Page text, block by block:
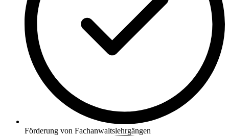
Förderung von Fachanwaltslehrgängen